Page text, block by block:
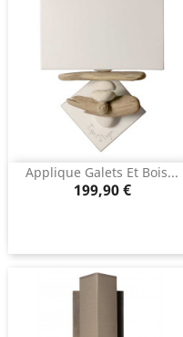
Applique Galets Et Bois...
Prix
199,90 €